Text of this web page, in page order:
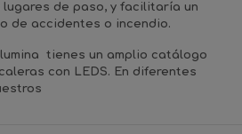
de paso, y facilitaría un
de accidentes o incendio.
tienes un amplio catálogo
con LEDS. En diferentes